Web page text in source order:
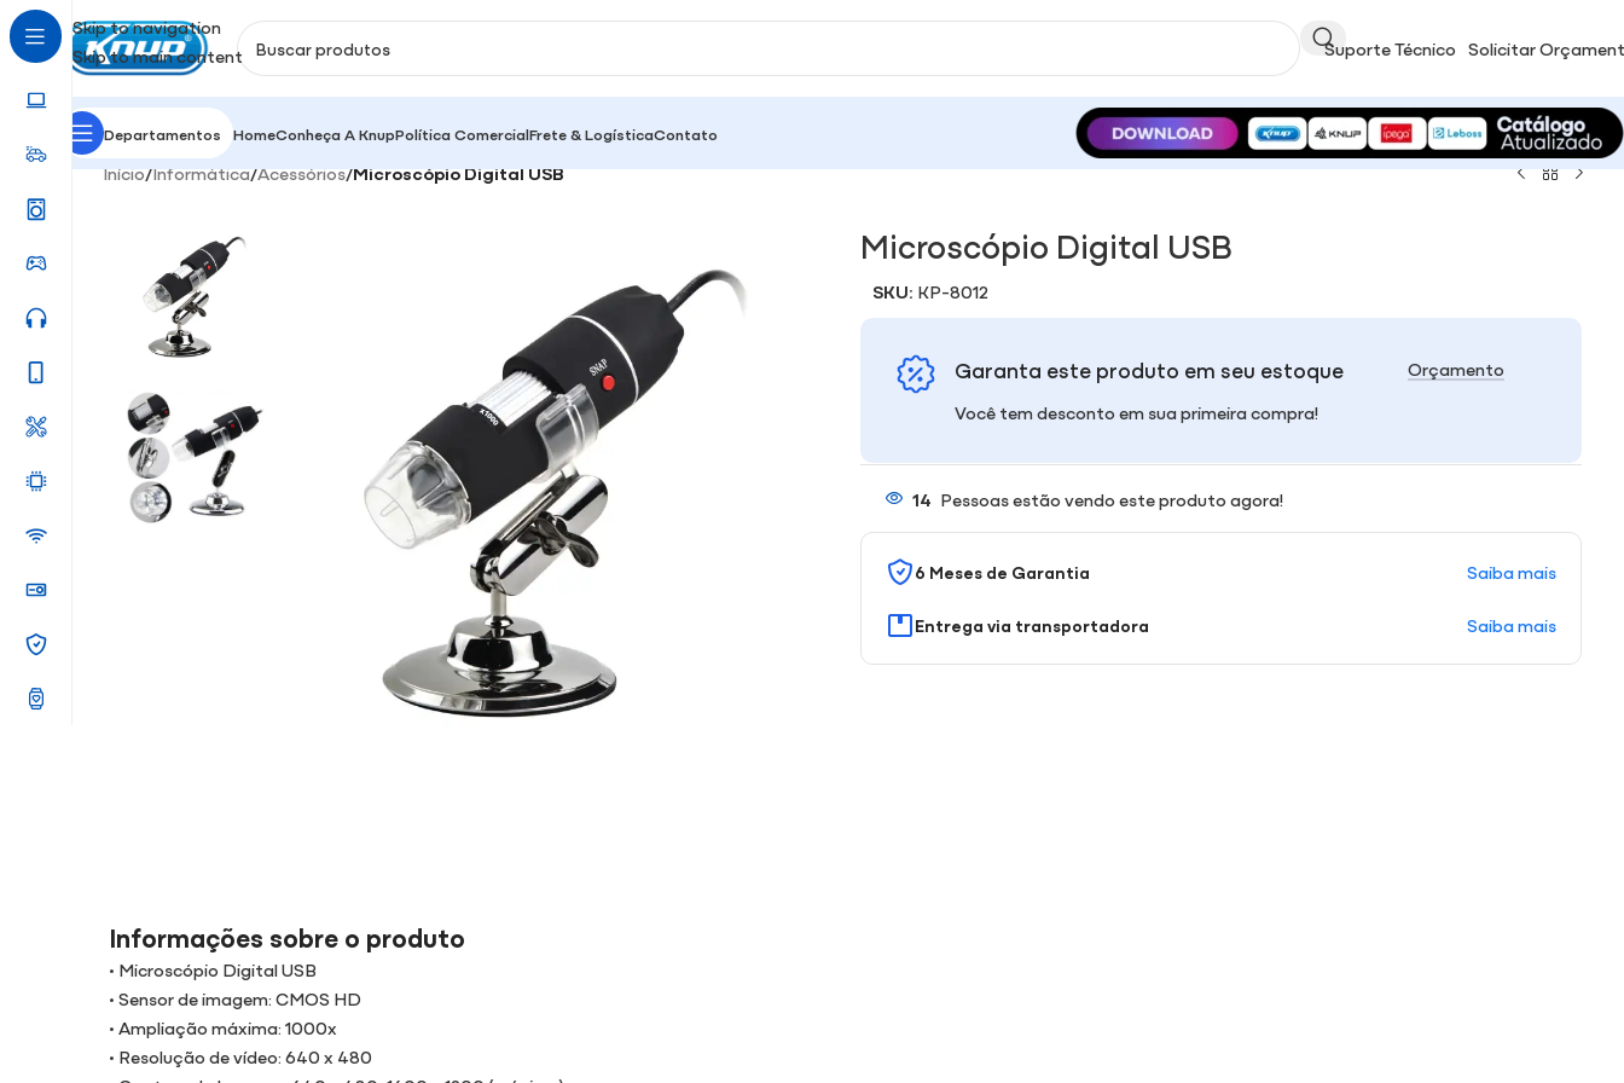
Skip to navigation
Skip to main content
Suporte Técnico Solicitar
Departamentos HomeConheça A KnupPolítica ComercialFrete & LogísticaContato
Início/Informática/Acessórios/Microscópio Digital USB
Microscópio Digital USB
SKU: KP-8012
Garanta este produto em seu estoque
Você tem desconto em sua primeira compra!
Orçamento
14 Pessoas estão vendo este produto agora!
6 Meses de Garantia Saiba mais
Entrega via transportadora Saiba mais
Informações sobre o produto
• Microscópio Digital USB
• Sensor de imagem: CMOS HD
• Ampliação máxima: 1000x
• Resolução de vídeo: 640 x 480